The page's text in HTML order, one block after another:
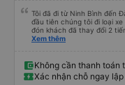
Tôi đã đi từ Ninh Bình đến
đầu tiên chúng tôi đi loại
đón khách đã thay đổi 2
báo qua email. Chúng tôi
phút. Khi xe buýt đến, tài
chăm sóc khách hàng
giường ngủ thoải mái. Tài
Xem thêm
Không cần thanh toán
Xác nhận chỗ ngay